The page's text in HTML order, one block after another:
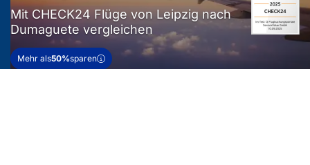
Mit CHECK24 Flüge von Leipzig nach
Dumaguete vergleichen
Mehr als50%sparen